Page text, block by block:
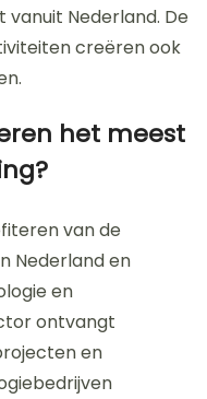
Nederland. De
creëren ook
het meest
van de
Nederland en
en
ontvangt
en